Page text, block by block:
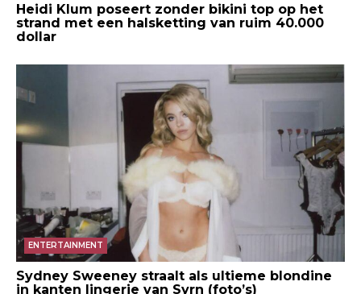
Heidi Klum poseert zonder bikini top op het
strand met een halsketting van ruim 40.000
dollar
ENTERTAINMENT
Sydney Sweeney straalt als ultieme blondine
in kanten lingerie van Syrn (foto’s)